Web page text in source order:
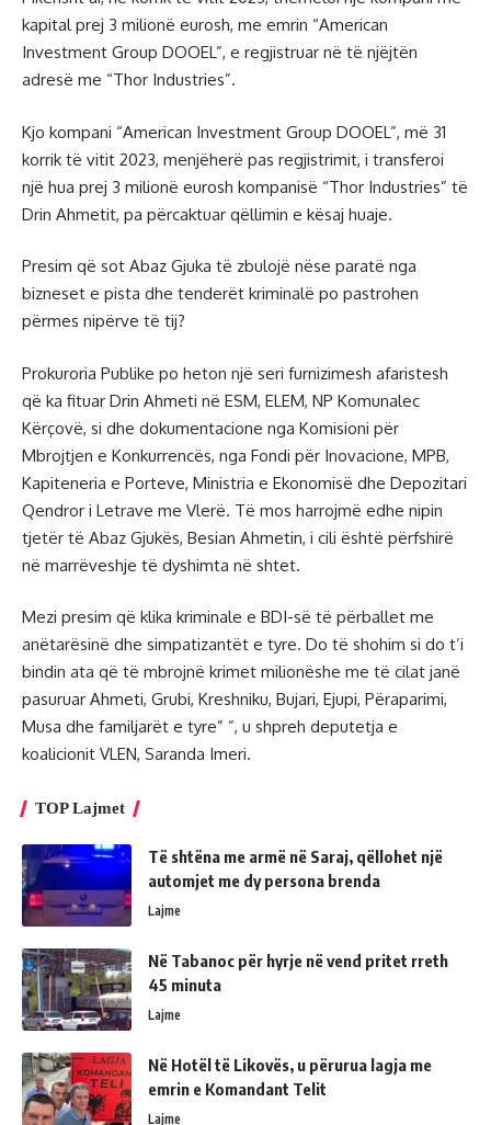
kapital prej 3 milionë eurosh, me emrin “American
Investment Group DOOEL”, e regjistruar në të njëjtën
adresë me “Thor Industries”.
Kjo kompani “American Investment Group DOOEL”, më 31
korrik të vitit 2023, menjëherë pas regjistrimit, i transferoi
një hua prej 3 milionë eurosh kompanisë “Thor Industries” të
Drin Ahmetit, pa përcaktuar qëllimin e kësaj huaje.
Presim që sot Abaz Gjuka të zbulojë nëse paratë nga
bizneset e pista dhe tenderët kriminalë po pastrohen
përmes nipërve të tij?
Prokuroria Publike po heton një seri furnizimesh afaristesh
që ka fituar Drin Ahmeti në ESM, ELEM, NP Komunalec
Kërçovë, si dhe dokumentacione nga Komisioni për
Mbrojtjen e Konkurrencës, nga Fondi për Inovacione, MPB,
Kapiteneria e Porteve, Ministria e Ekonomisë dhe Depozitari
Qendror i Letrave me Vlerë. Të mos harrojmë edhe nipin
tjetër të Abaz Gjukës, Besian Ahmetin, i cili është përfshirë
në marrëveshje të dyshimta në shtet.
Mezi presim që klika kriminale e BDI-së të përballet me
anëtarësinë dhe simpatizantët e tyre. Do të shohim si do t’i
bindin ata që të mbrojnë krimet milionëshe me të cilat janë
pasuruar Ahmeti, Grubi, Kreshniku, Bujari, Ejupi, Përaparimi,
Musa dhe familjarët e tyre” ”, u shpreh deputetja e
koalicionit VLEN, Saranda Imeri.
TOP Lajmet
Të shtëna me armë në Saraj, qëllohet një
automjet me dy persona brenda
Lajme
Në Tabanoc për hyrje në vend pritet rreth
45 minuta
Lajme
Në Hotël të Likovës, u përurua lagja me
emrin e Komandant Telit
Lajme